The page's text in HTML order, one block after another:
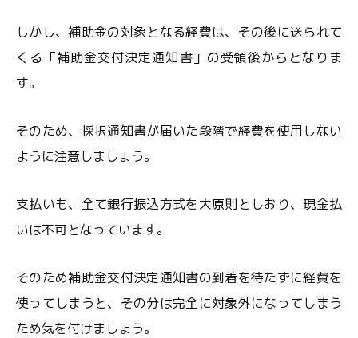
しかし、補助金の対象となる経費は、その後に送られて
くる「補助金交付決定通知書」の受領後からとなりま
す。
そのため、採択通知書が届いた段階で経費を使用しない
ように注意しましょう。
支払いも、全て銀行振込方式を大原則としおり、現金払
いは不可となっています。
そのため補助金交付決定通知書の到着を待たずに経費を
使ってしまうと、その分は完全に対象外になってしまう
ため気を付けましょう。